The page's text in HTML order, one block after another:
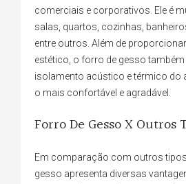
comerciais e corporativos. Ele é
salas, quartos, cozinhas,
entre outros. Além de
estético, o forro de gesso
isolamento acústico e térmico do
o mais confortável e agradável.
Forro De Gesso X Outros
Em comparação com outros
gesso apresenta diversas